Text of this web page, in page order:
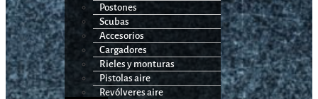
Postones
Scubas
Accesorios
Cargadores
Rieles y monturas
Pistolas aire
Revólveres aire